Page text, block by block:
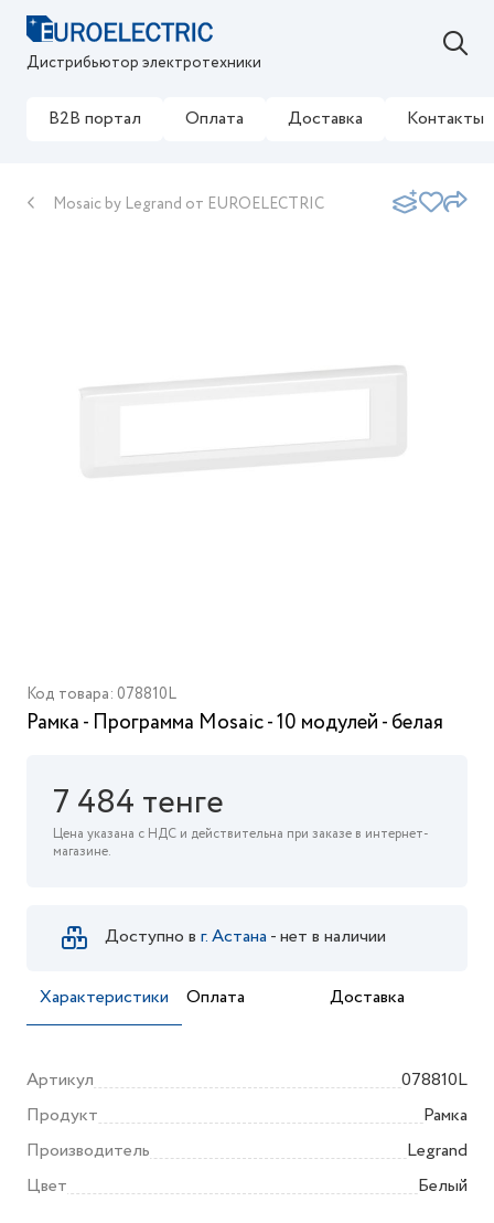
Дистрибьютор электротехники
B2B портал Оплата Доставка Контакты
Mosaic by Legrand от EUROELECTRIC
Код товара: 078810L
Рамка - Программа Mosaic - 10 модулей - белая
7 484 тенге
Цена указана с НДС и действительна при заказе в интернет-
магазине.
Доступно в г. Астана - нет в наличии
Характеристики Оплата Доставка
Артикул
078810L
Продукт
Рамка
Производитель
Legrand
Цвет
Белый